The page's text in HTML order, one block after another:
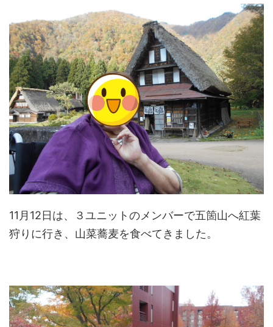
11月12日は、３ユニットのメンバーで五箇山へ紅葉
狩りに行き、山菜蕎麦を食べてきました。